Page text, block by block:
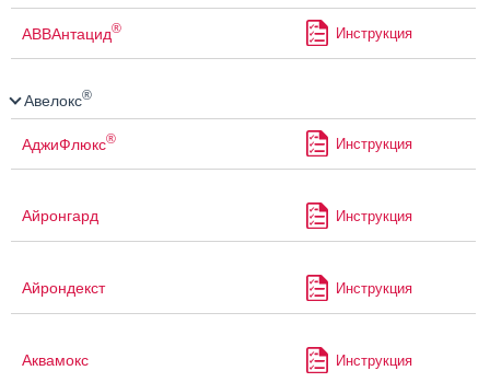
АВВАнтацид® Инструкция
Авелокс®
АджиФлюкс® Инструкция
Айронгард Инструкция
Айрондекст Инструкция
Аквамокс Инструкция